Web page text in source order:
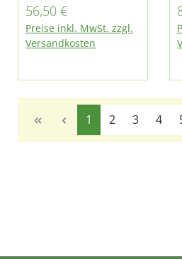
Regulärer Preis:
56,50 €
Preise inkl. MwSt. zzgl.
Versandkosten
Seite
1 Seite
2 Seite
3 Seite
4